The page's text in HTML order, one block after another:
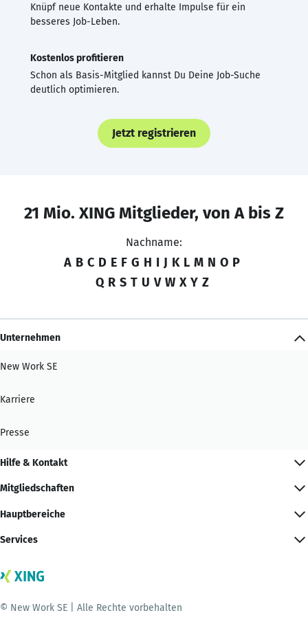
Knüpf neue Kontakte und erhalte Impulse für ein
besseres Job-Leben.
Kostenlos profitieren
Schon als Basis-Mitglied kannst Du Deine Job-Suche
deutlich optimieren.
Jetzt registrieren
21 Mio. XING Mitglieder, von A bis Z
Nachname:
A B C D E F G H I J K L M N O P
Q R S T U V W X Y Z
Unternehmen
New Work SE
Karriere
Presse
Hilfe & Kontakt
Mitgliedschaften
Hauptbereiche
Services
© New Work SE | Alle Rechte vorbehalten